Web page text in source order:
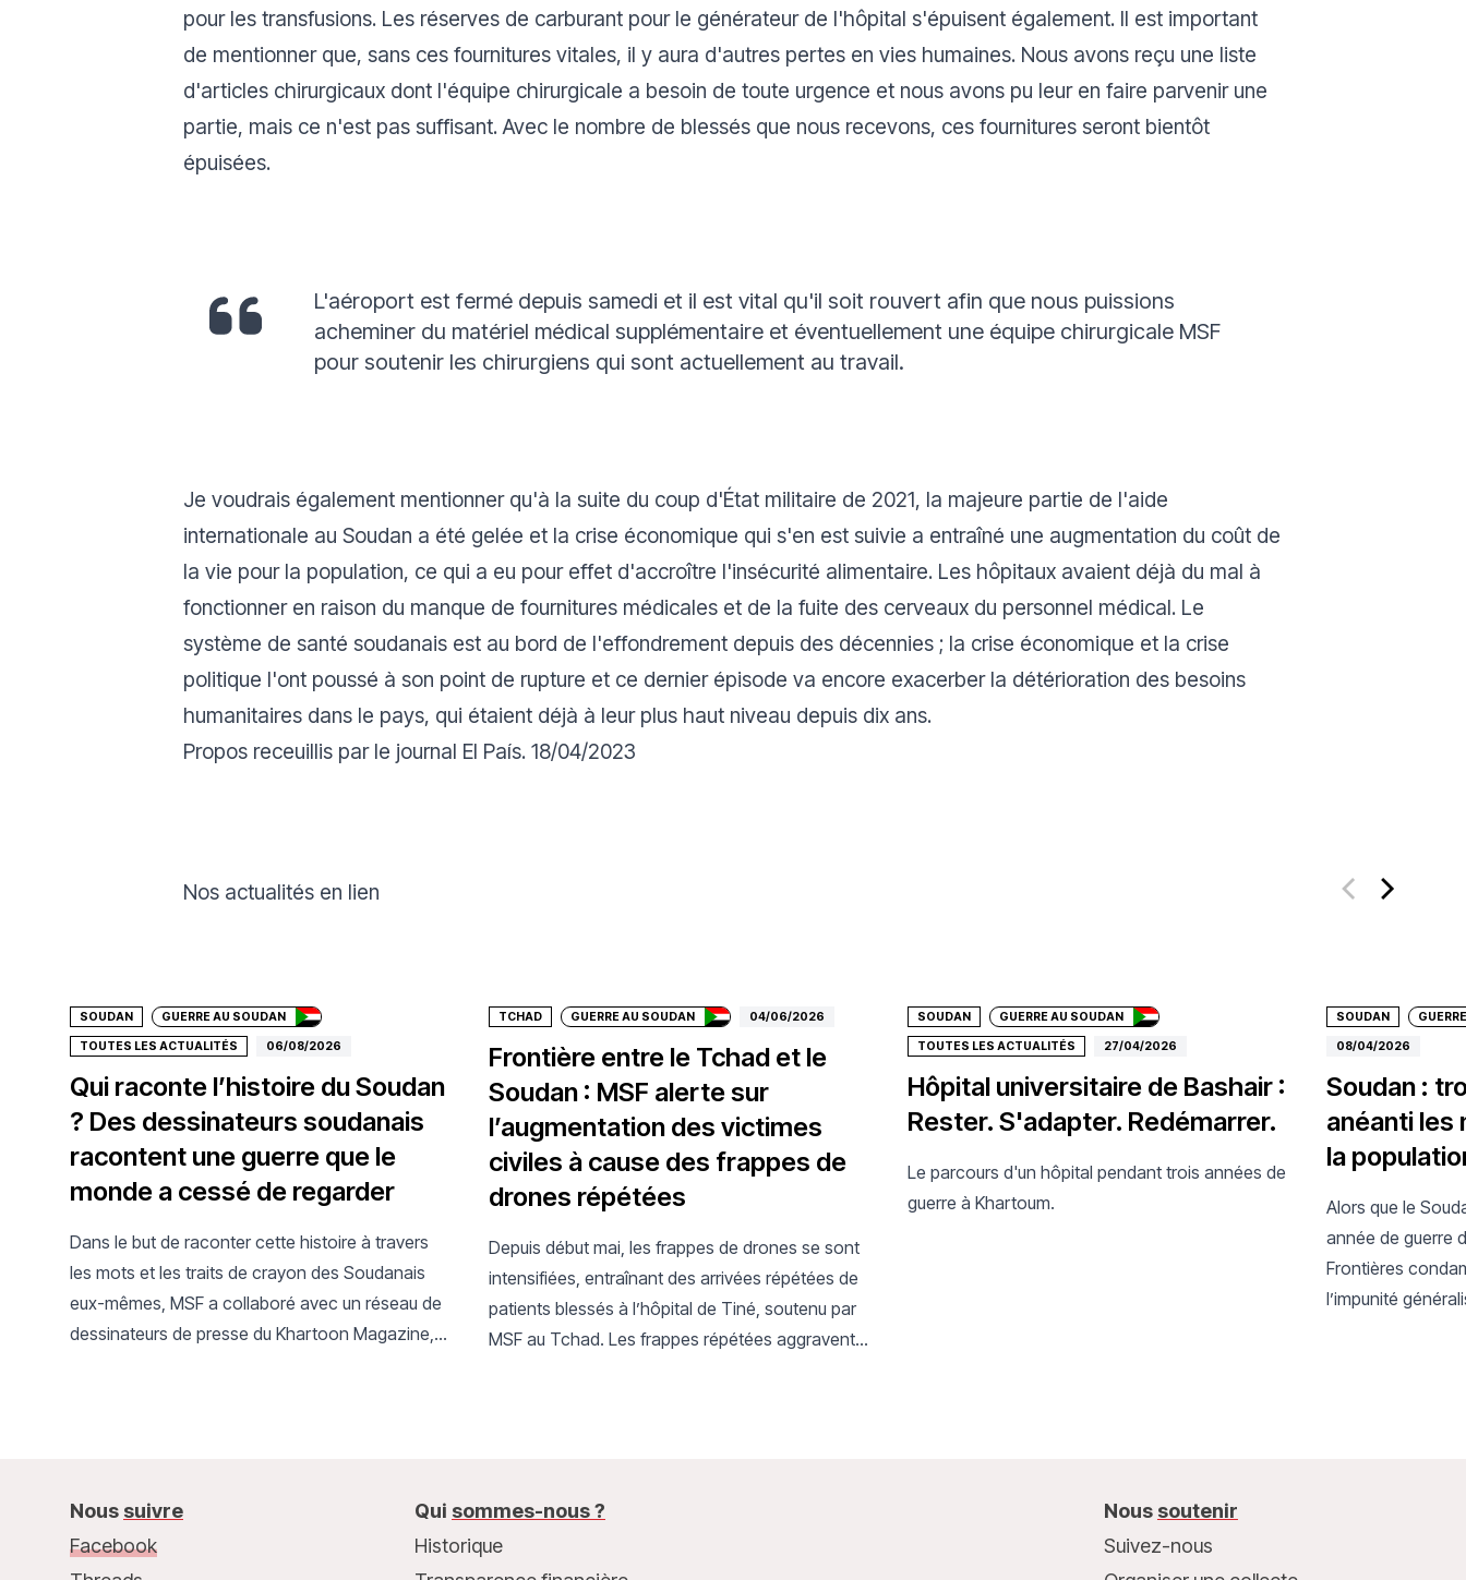
pour les transfusions. Les réserves de carburant pour le générateur de l'hôpital s'épuisent également. Il est important
de mentionner que, sans ces fournitures vitales, il y aura d'autres pertes en vies humaines. Nous avons reçu une liste
d'articles chirurgicaux dont l'équipe chirurgicale a besoin de toute urgence et nous avons pu leur en faire parvenir une
partie, mais ce n'est pas suffisant. Avec le nombre de blessés que nous recevons, ces fournitures seront bientôt
épuisées.
L'aéroport est fermé depuis samedi et il est vital qu'il soit rouvert afin que nous puissions
acheminer du matériel médical supplémentaire et éventuellement une équipe chirurgicale MSF
pour soutenir les chirurgiens qui sont actuellement au travail.
Je voudrais également mentionner qu'à la suite du coup d'État militaire de 2021, la majeure partie de l'aide
internationale au Soudan a été gelée et la crise économique qui s'en est suivie a entraîné une augmentation du coût de
la vie pour la population, ce qui a eu pour effet d'accroître l'insécurité alimentaire. Les hôpitaux avaient déjà du mal à
fonctionner en raison du manque de fournitures médicales et de la fuite des cerveaux du personnel médical. Le
système de santé soudanais est au bord de l'effondrement depuis des décennies ; la crise économique et la crise
politique l'ont poussé à son point de rupture et ce dernier épisode va encore exacerber la détérioration des besoins
humanitaires dans le pays, qui étaient déjà à leur plus haut niveau depuis dix ans.
Propos receuillis par le journal El País. 18/04/2023
Nos actualités en lien
SOUDAN GUERRE AU SOUDAN
TOUTES LES ACTUALITÉS 06/08/2026
Qui raconte l’histoire du Soudan
? Des dessinateurs soudanais
racontent une guerre que le
monde a cessé de regarder
Dans le but de raconter cette histoire à travers
les mots et les traits de crayon des Soudanais
eux-mêmes, MSF a collaboré avec un réseau de
dessinateurs de presse du Khartoon Magazine,
TCHAD GUERRE AU SOUDAN 04/06/2026
Frontière entre le Tchad et le
Soudan : MSF alerte sur
l’augmentation des victimes
civiles à cause des frappes de
drones répétées
Depuis début mai, les frappes de drones se sont
intensifiées, entraînant des arrivées répétées de
patients blessés à l’hôpital de Tiné, soutenu par
MSF au Tchad. Les frappes répétées aggravent
SOUDAN GUERRE AU SOUDAN
TOUTES LES ACTUALITÉS 27/04/2026
Hôpital universitaire de Bashair :
Rester. S'adapter. Redémarrer.
Le parcours d'un hôpital pendant trois années de
guerre à Khartoum.
SOUDAN
08/04/2026
Soudan :
anéanti les
la
Alors que le
année de guerre
Frontières
l’impunité
Nous suivre
Facebook
Qui sommes-nous ?
Historique
Nous soutenir
Suivez-nous